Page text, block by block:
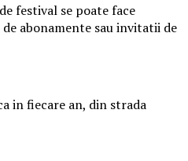
festival se poate face
abonamente sau invitatii de
in fiecare an, din strada